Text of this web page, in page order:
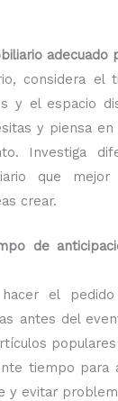
adecuado
considera el
y el espacio
y piensa en
Investiga
que
crear.
de
hacer el
antes del
tiempo para
y evitar